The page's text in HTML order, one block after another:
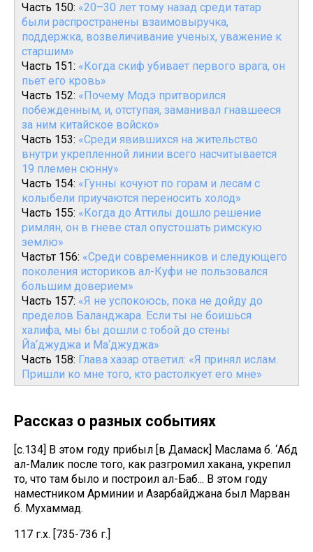
Часть 150: «20–30 лет тому назад среди татар
были распространены взаимовыручка,
поддержка, возвеличивание ученых, уважение к
старшим»
Часть 151: «Когда скиф убивает первого врага, он
пьет его кровь»
Часть 152: «Почему Модэ притворился
побежденным, и, отступая, заманивал гнавшееся
за ним китайское войско»
Часть 153: «Среди явившихся на жительство
внутри укрепленной линии всего насчитывается
19 племен сюнну»
Часть 154: «Гунны кочуют по горам и лесам с
колыбели приучаются переносить холод»
Часть 155: «Когда до Аттилы дошло решение
римлян, он в гневе стал опустошать римскую
землю»
Частьт 156: «Среди современников и следующего
поколения историков ал-Куфи не пользовался
большим доверием»
Часть 157: «Я не успокоюсь, пока не дойду до
пределов Баланджара. Если ты не боишься
халифа, мы бы дошли с тобой до стены
Йа‘джуджа и Ма‘джуджа»
Часть 158: Глава хазар ответил: «Я принял ислам.
Пришли ко мне того, кто растолкует его мне»
Рассказ о разных событиях
[с.134] В этом году прибыл [в Дамаск] Маслама б. ‘Абд
ал-Малик после того, как разгромил хакана, укрепил
то, что там было и построил ал-Баб... В этом году
наместником Арминии и Азарбайджана был Марван
б. Мухаммад.
117 г.х. [735-736 г.]